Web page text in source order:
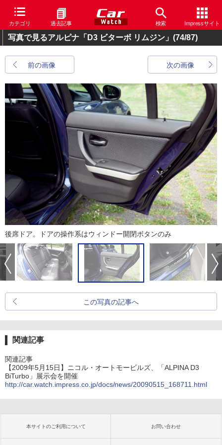
カテゴリ 過去記事 検索 Impressサイト
写真で見るアルピナ「D3 ビターボ リムジン」 (74/87)
前の画像 次の画像
後席ドア。ドアの操作系はウィンドー開閉ボタンのみ
この写真の記事へ
関連記事
関連記事
【2009年5月15日】ニコル・オートモービルズ、「ALPINA D3
BiTurbo」展示会を開催
http://car.watch.impress.co.jp/docs/news/20090515_168711.html
本サイトのご利用について お問い合わせ